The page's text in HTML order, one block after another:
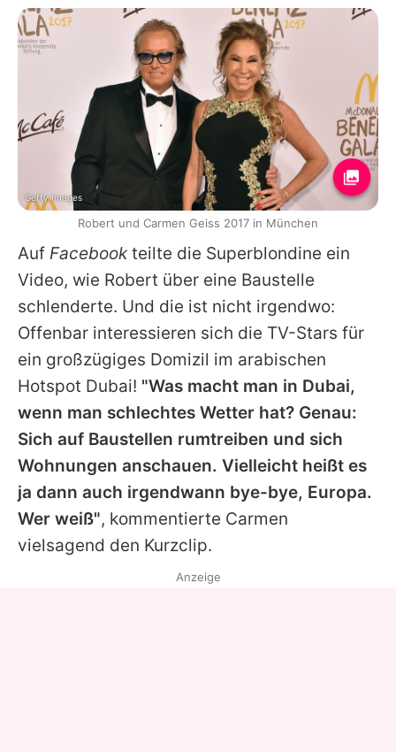
Auf Facebookteilte die Superblondine ein
Video, wie Robert über eine Baustelle
schlenderte. Und die ist nicht irgendwo:
Offenbar interessieren sich die TV-Stars für
ein großzügiges Domizil im arabischen
Hotspot Dubai! "Was macht man in Dubai,
wenn man schlechtes Wetter hat? Genau:
Sich auf Baustellen rumtreiben und sich
Wohnungen anschauen. Vielleicht heißt es
ja dann auch irgendwann bye-bye, Europa.
Wer weiß", kommentierte Carmen
vielsagend den Kurzclip.
Getty Images
Robert und Carmen Geiss 2017 in München
Anzeige